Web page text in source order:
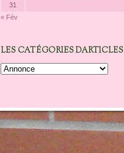
31
« Fév
LES CATÉGORIES DARTICLES
Les